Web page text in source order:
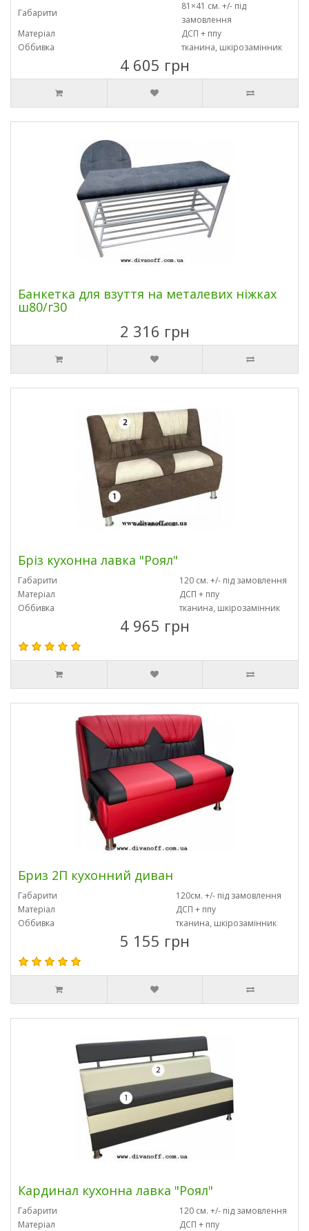
Габарити
81×41 см. +/- під
замовлення
Матеріал
ДСП + ппу
Оббивка
тканина, шкірозамінник
4 605 грн
Банкетка для взуття на металевих ніжках
ш80/г30
2 316 грн
Бріз кухонна лавка "Роял"
Габарити
120 см. +/- під замовлення
Матеріал
ДСП + ппу
Оббивка
тканина, шкірозамінник
4 965 грн
Бриз 2П кухонний диван
Габарити
120см. +/- під замовлення
Матеріал
ДСП + ппу
Оббивка
тканина, шкірозамінник
5 155 грн
Кардинал кухонна лавка "Роял"
Габарити
120 см. +/- під замовлення
Матеріал
ДСП + ппу